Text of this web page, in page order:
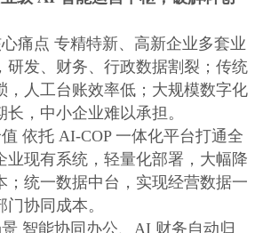
痛点 专精特新、高新企业多套业
研发、财务、行政数据割裂；传统
，人工台账效率低；大规模数字化
，中小企业难以承担。
依托 AI-COP 一体化平台打通全
业现有系统，轻量化部署，大幅降
；统一数据中台，实现经营数据一
协同成本。
智能协同办公、AI 财务自动归